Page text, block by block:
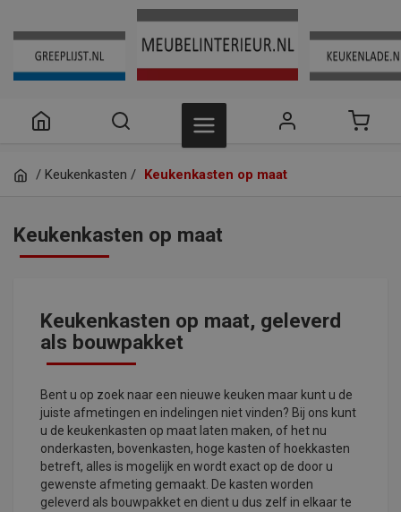
/ Keukenkasten / Keukenkasten op maat
Keukenkasten op maat
Keukenkasten op maat, geleverd
als bouwpakket
Bent u op zoek naar een nieuwe keuken maar kunt u de
juiste afmetingen en indelingen niet vinden? Bij ons kunt
u de keukenkasten op maat laten maken, of het nu
onderkasten, bovenkasten, hoge kasten of hoekkasten
betreft, alles is mogelijk en wordt exact op de door u
gewenste afmeting gemaakt. De kasten worden
geleverd als bouwpakket en dient u dus zelf in elkaar te